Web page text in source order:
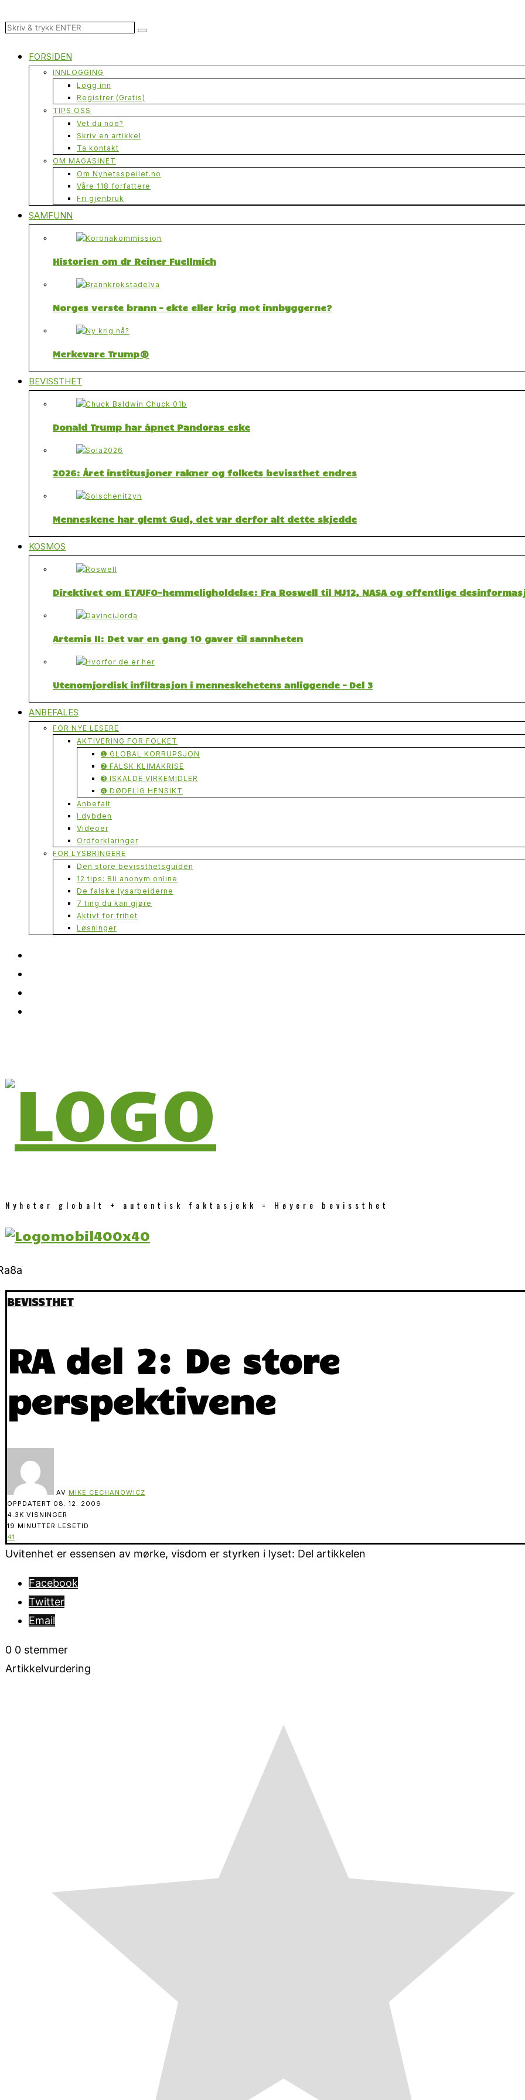
FORSIDEN
INNLOGGING
Logg inn
Registrer (Gratis)
TIPS OSS
Vet du noe?
Skriv en artikkel
Ta kontakt
OM MAGASINET
Om Nyhetsspeilet.no
Våre 118 forfattere
Fri gjenbruk
SAMFUNN
Historien om dr Reiner Fuellmich
Norges verste brann – ekte eller krig mot innbyggerne?
Merkevare Trump®
BEVISSTHET
Donald Trump har åpnet Pandoras eske
2026: Året institusjoner rakner og folkets bevissthet endres
Menneskene har glemt Gud, det var derfor alt dette skjedde
KOSMOS
Direktivet om ET/UFO-hemmeligholdelse: Fra Roswell til MJ12, NASA og offentlige
Artemis II: Det var en gang 10 gaver til sannheten
Utenomjordisk infiltrasjon i menneskehetens anliggende – Del 3
ANBEFALES
FOR NYE LESERE
AKTIVERING FOR FOLKET
➊ GLOBAL KORRUPSJON
➋ FALSK KLIMAKRISE
➌ ISKALDE VIRKEMIDLER
➍ DØDELIG HENSIKT
Anbefalt
I dybden
Videoer
Ordforklaringer
FOR LYSBRINGERE
Den store bevissthetsguiden
12 tips: Bli anonym online
De falske lysarbeiderne
7 ting du kan gjøre
Aktivt for frihet
Løsninger
Nyheter globalt + autentisk faktasjekk = Høyere bevissthet
BEVISSTHET
RA del 2: De store
perspektivene
AV MIKE CECHANOWICZ
OPPDATERT 08. 12. 2009
4.3K VISNINGER
19 MINUTTER LESETID
41
Uvitenhet er essensen av mørke, visdom er styrken i lyset: Del artikkelen
Facebook
Twitter
Email
0 0 stemmer
Artikkelvurdering